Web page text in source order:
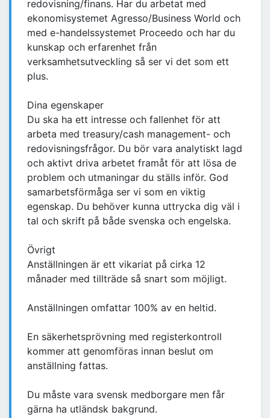
redovisning/finans. Har du arbetat med
ekonomisystemet Agresso/Business World och
med e-handelssystemet Proceedo och har du
kunskap och erfarenhet från
verksamhetsutveckling så ser vi det som ett
plus.
Dina egenskaper
Du ska ha ett intresse och fallenhet för att
arbeta med treasury/cash management- och
redovisningsfrågor. Du bör vara analytiskt lagd
och aktivt driva arbetet framåt för att lösa de
problem och utmaningar du ställs inför. God
samarbetsförmåga ser vi som en viktig
egenskap. Du behöver kunna uttrycka dig väl i
tal och skrift på både svenska och engelska.
Övrigt
Anställningen är ett vikariat på cirka 12
månader med tillträde så snart som möjligt.
Anställningen omfattar 100% av en heltid.
En säkerhetsprövning med registerkontroll
kommer att genomföras innan beslut om
anställning fattas.
Du måste vara svensk medborgare men får
gärna ha utländsk bakgrund.